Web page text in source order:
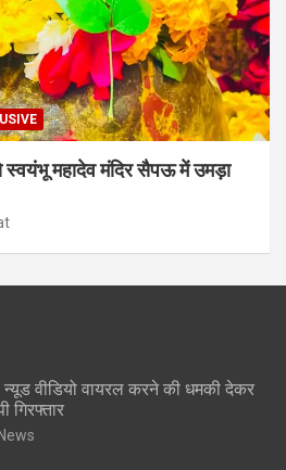
महादेव मंदिर सैपऊ में उमड़ा
न्यूड वीडियो वायरल करने की धमकी देकर
गिरफ्तार